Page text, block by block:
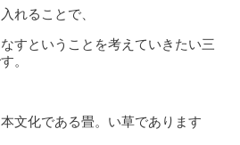
れることで、
すということを考えていきたい三
。
文化である畳。い草であります